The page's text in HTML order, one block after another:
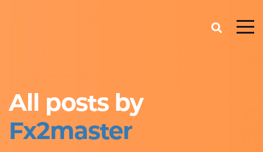
All posts by
Fx2master